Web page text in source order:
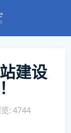
建设
: 4744